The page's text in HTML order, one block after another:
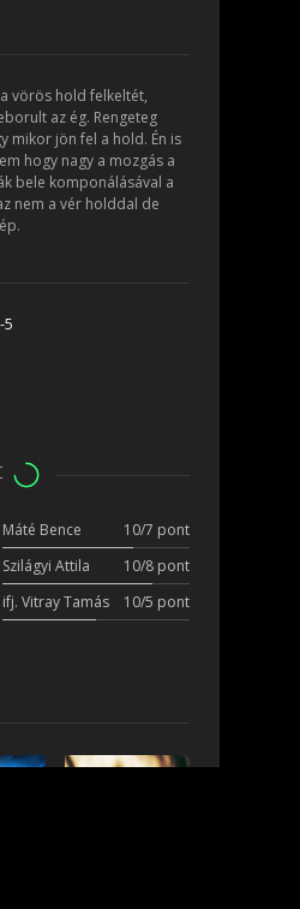
vörös hold felkeltét,
az ég. Rengeteg
mikor jön fel a hold. Én is
hogy nagy a mozgás a
bele komponálásával a
nem a vér holddal de
5
Máté Bence
10/7 pont
Szilágyi Attila
10/8 pont
ifj. Vitray Tamás
10/5 pont